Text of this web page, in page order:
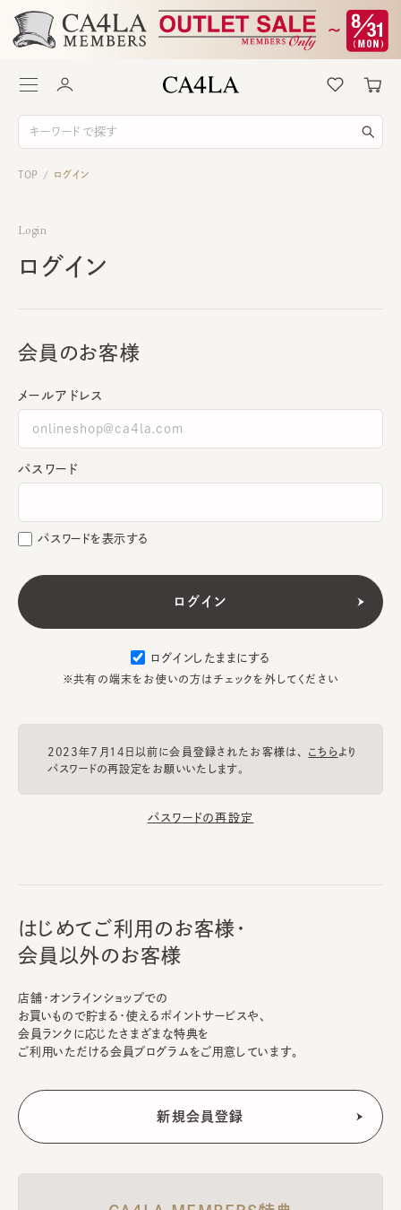
TOP / ログイン
Login
ログイン
会員のお客様
メールアドレス
パスワード
パスワードを表示する
ログインしたままにする
※共有の端末をお使いの方はチェックを外してください
2023年7月14日以前に会員登録されたお客様は、 こちらより
パスワードの再設定をお願いいたします。
パスワードの再設定
はじめてご利用のお客様・
会員以外のお客様
店舗・オンラインショップでの
お買いもので貯まる・使えるポイントサービスや、
会員ランクに応じたさまざまな特典を
ご利用いただける会員プログラムをご用意しています。